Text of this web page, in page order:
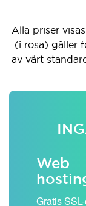
Alla priser
(i rosa) gäller
av vårt
Web
Gratis